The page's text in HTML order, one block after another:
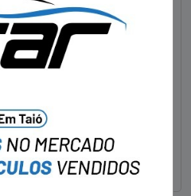
delegado aposentado
com a polícia em SC
pelo latrocínio de
um bar de Criciúma, no